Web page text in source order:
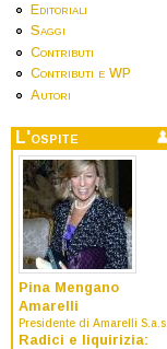
Editoriali
Saggi
Contributi
Contributi e WP
Autori
L'ospite
Pina Mengano
Amarelli
Presidente di Amarelli S.a.s.
Radici e liquirizia: